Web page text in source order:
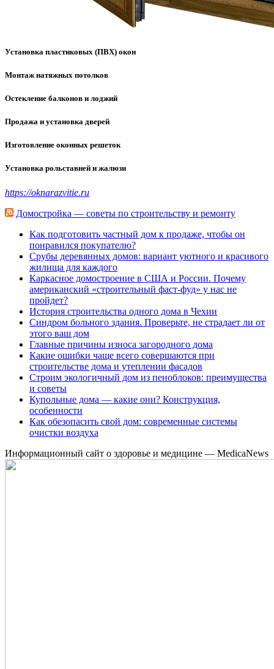
Установка пластиковых (ПВХ) окон
Монтаж натяжных потолков
Остекление балконов и лоджий
Продажа и установка дверей
Изготовление оконных решеток
Установка рольставней и жалюзи
https://oknarazvitie.ru
Домостройка — советы по строительству и ремонту
Как подготовить частный дом к продаже, чтобы он
понравился покупателю?
Срубы деревянных домов: вариант уютного и красивого
жилища для каждого
Каркасное домостроение в США и России. Почему
американский «строительный фаст-фуд» у нас не
пройдет?
История строительства одного дома в Чехии
Синдром больного здания. Проверьте, не страдает ли от
этого ваш дом
Главные причины износа загородного дома
Какие ошибки чаще всего совершаются при
строительстве дома и утеплении фасадов
Строим экологичный дом из пеноблоков: преимущества
и советы
Купольные дома — какие они? Конструкция,
особенности
Как обезопасить свой дом: современные системы
очистки воздуха
Информационный сайт о здоровье и медицине — MedicaNews